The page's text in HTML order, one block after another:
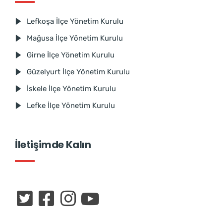
Lefkoşa İlçe Yönetim Kurulu
Mağusa İlçe Yönetim Kurulu
Girne İlçe Yönetim Kurulu
Güzelyurt İlçe Yönetim Kurulu
İskele İlçe Yönetim Kurulu
Lefke İlçe Yönetim Kurulu
İletişimde Kalın